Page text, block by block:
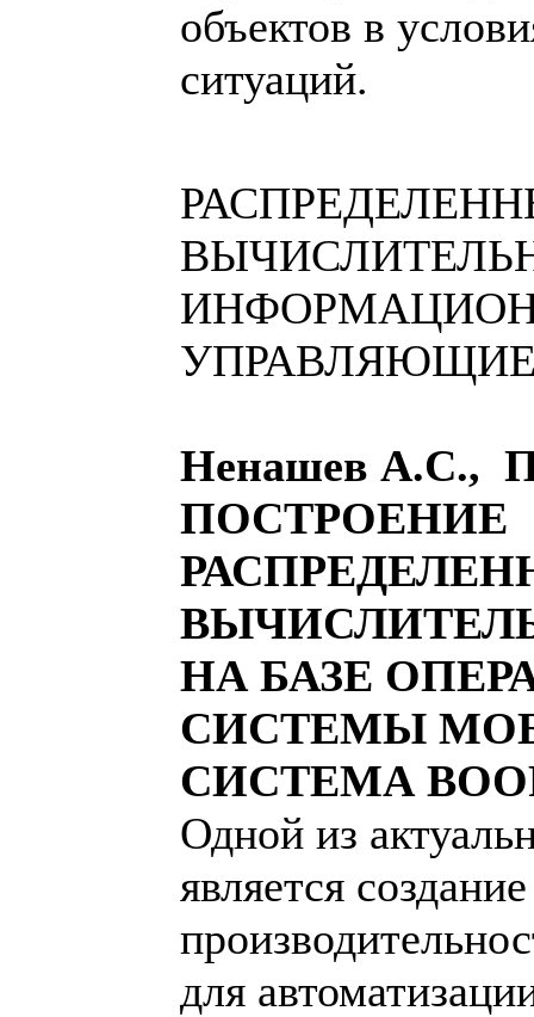
объектов в
ситуаций.
Ненашев А.С.,
ПОСТРОЕНИЕ
НА БАЗЕ
СИСТЕМЫ
СИСТЕМА
Одной из
является
для